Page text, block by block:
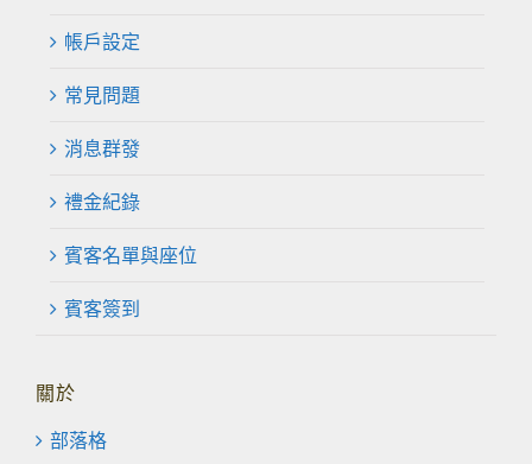
帳戶設定
常見問題
消息群發
禮金紀錄
賓客名單與座位
賓客簽到
關於
部落格